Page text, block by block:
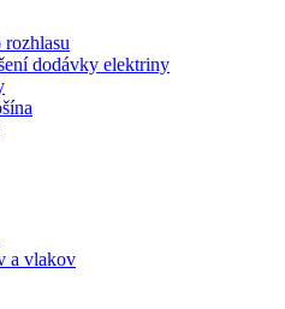
rozhlasu
dodávky elektriny
a vlakov